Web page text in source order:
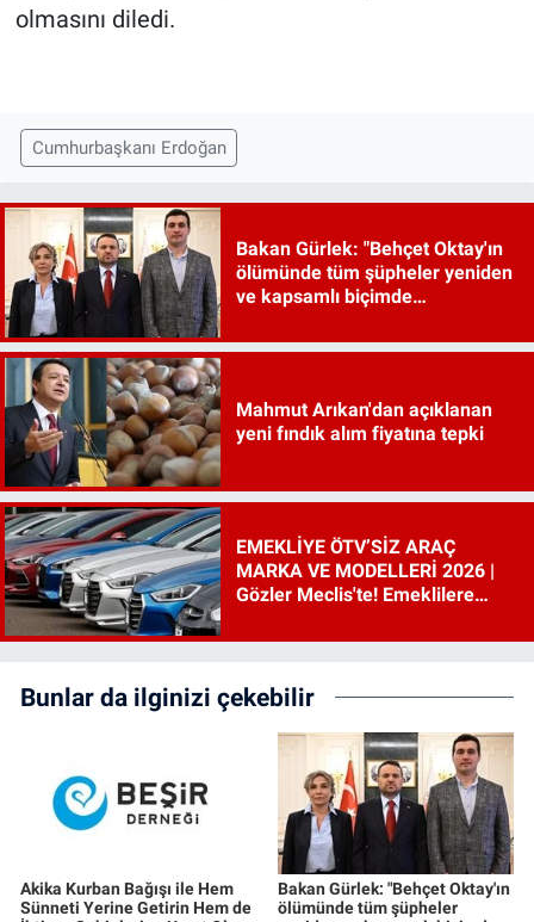
olmasını diledi.
Cumhurbaşkanı Erdoğan
Bakan Gürlek: "Behçet Oktay'ın
ölümünde tüm şüpheler yeniden
ve kapsamlı biçimde
Mahmut Arıkan'dan açıklanan
yeni fındık alım fiyatına tepki
EMEKLİYE ÖTV’SİZ ARAÇ
MARKA VE MODELLERİ 2026 |
Gözler Meclis'te! Emeklilere
ne?
Bunlar da ilginizi çekebilir
Akika Kurban Bağışı ile Hem
Sünneti Yerine Getirin Hem de
Bakan Gürlek: "Behçet Oktay'ın
ölümünde tüm şüpheler